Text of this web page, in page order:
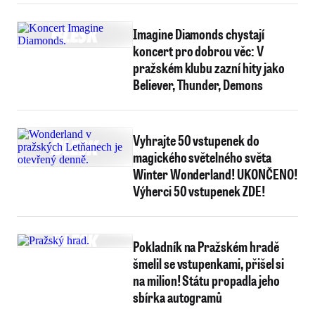
Imagine Diamonds chystají
koncert pro dobrou věc: V
pražském klubu zazní hity jako
Believer, Thunder, Demons
Vyhrajte 50 vstupenek do
magického světelného světa
Winter Wonderland! UKONČENO!
Výherci 50 vstupenek ZDE!
Pokladník na Pražském hradě
šmelil se vstupenkami, přišel si
na milion! Státu propadla jeho
sbírka autogramů